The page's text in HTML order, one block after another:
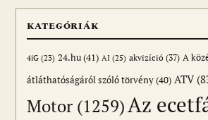
KATEGÓRIÁK
4iG (23) 24.hu(41) AI (25) akvizíció (37) A
átláthatóságáról szóló törvény(40) ATV
Motor (1259)Az